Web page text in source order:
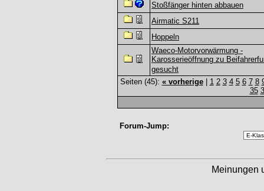
Stoßfänger hinten abbauen
Airmatic S211
Hoppeln
Waeco-Motorvorwärmung -
Karosserieöffnung zu
gesucht
Seiten (45): « vorherige 1 2 3 4 5 6 7 8
35
Forum-Jump:
Meinungen